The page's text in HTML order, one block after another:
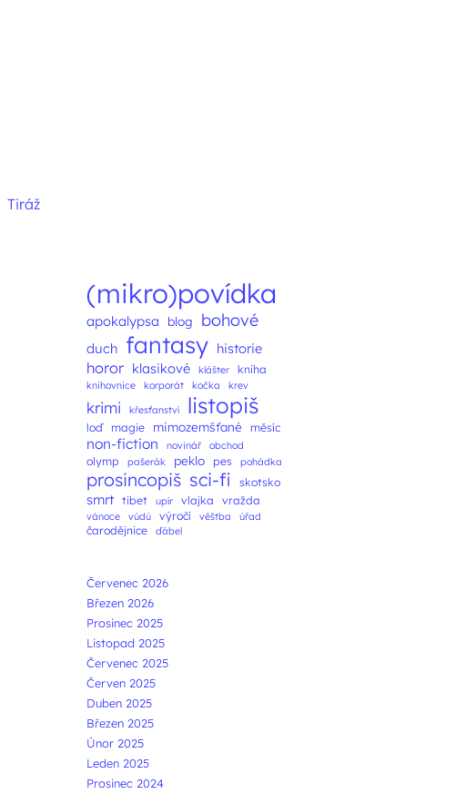
Tiráž
(mikro)povídka
apokalypsa blog bohové
duch fantasy historie
horor klasikové klášter kniha
knihovnice korporát kočka krev
krimi křesťanství listopiš
loď magie mimozemšťané měsíc
non-fiction novinář obchod
olymp pašerák peklo pes pohádka
prosincopiš sci-fi skotsko
smrt tibet upír vlajka vražda
vánoce vúdú výročí věštba úřad
čarodějnice ďábel
Červenec 2026
Březen 2026
Prosinec 2025
Listopad 2025
Červenec 2025
Červen 2025
Duben 2025
Březen 2025
Únor 2025
Leden 2025
Prosinec 2024